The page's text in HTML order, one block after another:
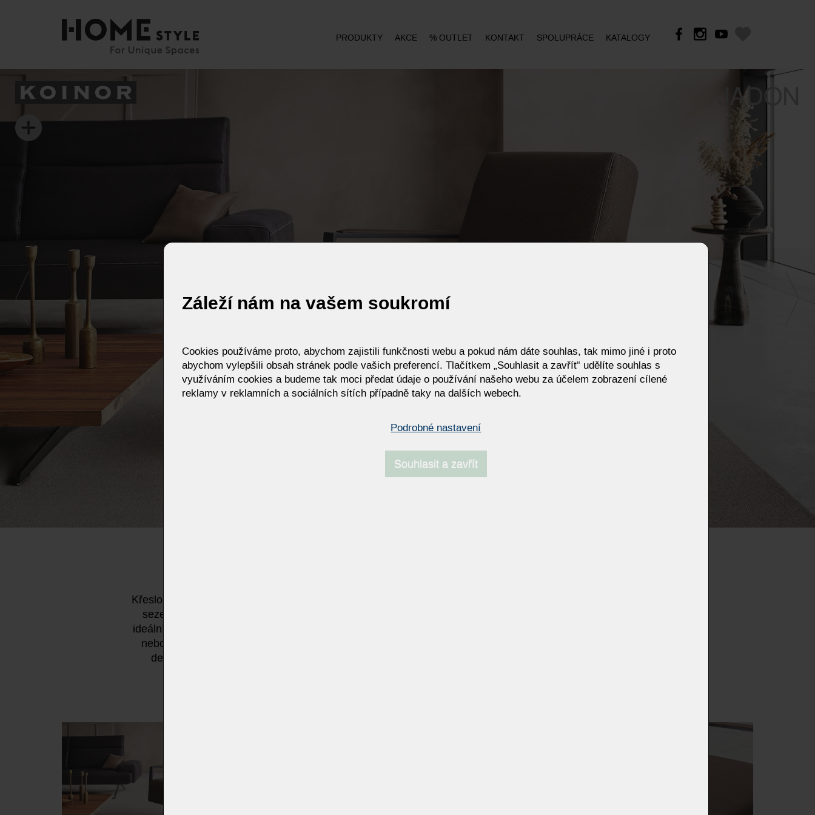
PRODUKTY AKCE % OUTLET KONTAKT SPOLUPRÁCE KATALOGY
JADON
Křeslo JADON od značky KOINOR představuje harmonii moderního designu, precizního zpracování a pohodlného
sezení. Díky otočné konstrukci a elegantnímu kovovému rámu působí lehce a zároveň stabilně, čímž se stává
ideálním doplňkem do moderního interiéru. Kovová 4ramenná základna a opěrka jsou k dispozici v provedení nikl
nebo v práškově lakované černé matné struktuře, což umožňuje perfektní sladění s ostatním nábytkem. Každý
detail lze doladit podle vašeho vkusu – od barvy švů v tónu či kontrastu až po výběr potahového materiálu.
Záleží nám na vašem soukromí
Cookies používáme proto, abychom zajistili funkčnosti webu a pokud nám dáte souhlas, tak mimo jiné i proto
abychom vylepšili obsah stránek podle vašich preferencí. Tlačítkem „Souhlasit a zavřít“ udělíte souhlas s
využíváním cookies a budeme tak moci předat údaje o používání našeho webu za účelem zobrazení cílené
reklamy v reklamních a sociálních sítích případně taky na dalších webech.
Podrobné nastavení
Souhlasit a zavřít